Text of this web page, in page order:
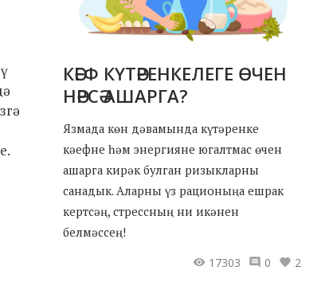
КӘЕФ КҮТӘРЕНКЕЛЕГЕ ӨЧЕН
НӘРСӘ АШАРГА?
Язмада көн дәвамында күтәренке
кәефне һәм энергияне югалтмас өчен
ашарга кирәк булган ризыкларны
санадык. Аларны үз рационыңа ешрак
кертсәң, стрессның ни икәнен
белмәссең!
17303
0 2